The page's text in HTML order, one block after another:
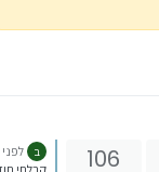
106 ב
לפני 3 ימים